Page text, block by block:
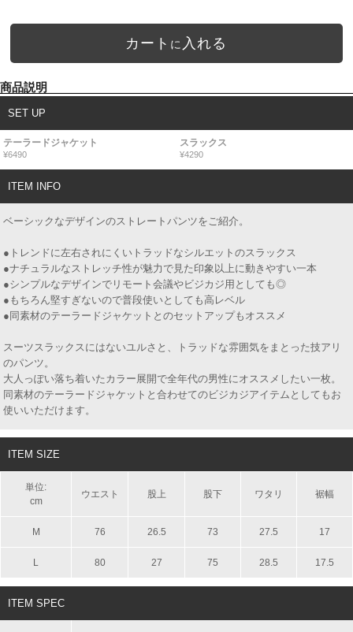
カート に 入れる
商品説明
SET UP
テーラードジャケット
¥6490
スラックス
¥4290
ITEM INFO
ベーシックなデザインのストレートパンツをご紹介。
●トレンドに左右されにくいトラッドなシルエットのスラックス
●ナチュラルなストレッチ性が魅力で見た印象以上に動きやすい一本
●シンプルなデザインでリモート会議やビジカジ用としても◎
●もちろん堅すぎないので普段使いとしても高レベル
●同素材のテーラードジャケットとのセットアップもオススメ
スーツスラックスにはないユルさと、トラッドな雰囲気をまとった技アリ
のパンツ。
大人っぽい落ち着いたカラー展開で全年代の男性にオススメしたい一枚。
同素材のテーラードジャケットと合わせてのビジカジアイテムとしてもお
使いいただけます。
ITEM SIZE
単位:
cm
ウエスト 股上 股下 ワタリ 裾幅
M 76 26.5 73 27.5 17
L 80 27 75 28.5 17.5
ITEM SPEC